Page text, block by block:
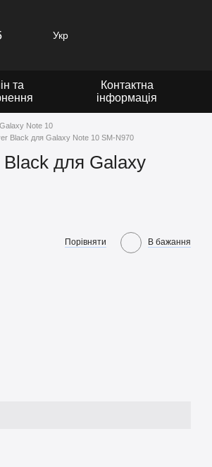
Укр
та
Контактна
інформація
Note 10
Black для Galaxy Note 10 SM-N970
для Galaxy
Порівняти В бажання